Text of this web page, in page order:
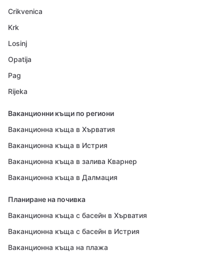
Crikvenica
Krk
Losinj
Opatija
Pag
Rijeka
Ваканционни къщи по региони
Ваканционна къща в Хърватия
Ваканционна къща в Истрия
Ваканционна къща в залива Кварнер
Ваканционна къща в Далмация
Планиране на почивка
Ваканционна къща с басейн в Хърватия
Ваканционна къща с басейн в Истрия
Ваканционна къща на плажа